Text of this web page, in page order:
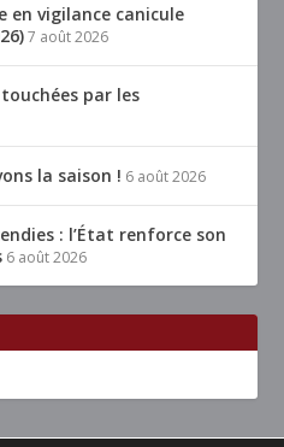
en vigilance canicule
7 août 2026
par les
la saison ! 6 août 2026
: l’État renforce son
6 août 2026